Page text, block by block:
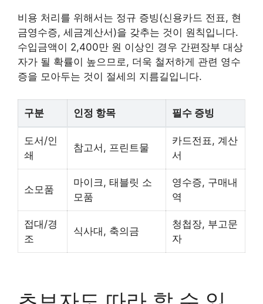
비용 처리를 위해서는 정규 증빙(신용카드 전표, 현
금영수증, 세금계산서)을 갖추는 것이 원칙입니다.
수입금액이 2,400만 원 이상인 경우 간편장부 대상
자가 될 확률이 높으므로, 더욱 철저하게 관련 영수
증을 모아두는 것이 절세의 지름길입니다.
구분 인정 항목 필수 증빙
도서/인
쇄
참고서, 프린트물
카드전표, 계산
서
소모품
마이크, 태블릿 소
모품
영수증, 구매내
역
접대/경
조
식사대, 축의금
청첩장, 부고문
자